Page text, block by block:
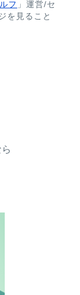
フ 」運営/セ
を見ること